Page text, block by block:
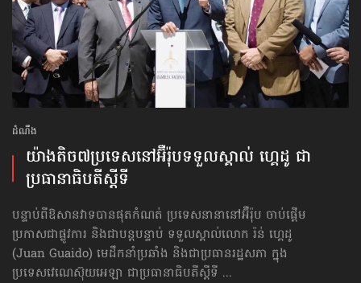
ដំណឹង
យ៉ាងតិច៧ប្រទេសនៅអ៊ឺរ៉ុបទទួលស្គាល់ ហ្គេដូ ជា
ប្រធានាធិបតីស្ដីទី
បន្ទាប់ពីឱសានវាទបានផុតកំណត់ ប្រទេសនានានៅអ៊ឺរ៉ុប ចាប់ផ្ដើម
ប្រកាសជាផ្លូវការ និងជាបន្តបន្ទាប់ ទទួលស្គាល់លោក រ៉ន់ ហ្គេដូ
(Juan Guaido) មេដឹកនាំប្រឆាំង និងជាប្រធានរដ្ឋសភា ក្នុង
ប្រទេសវេណេស៊ុយអេឡា ជាប្រធានាធិបតីស្ដីទី ...